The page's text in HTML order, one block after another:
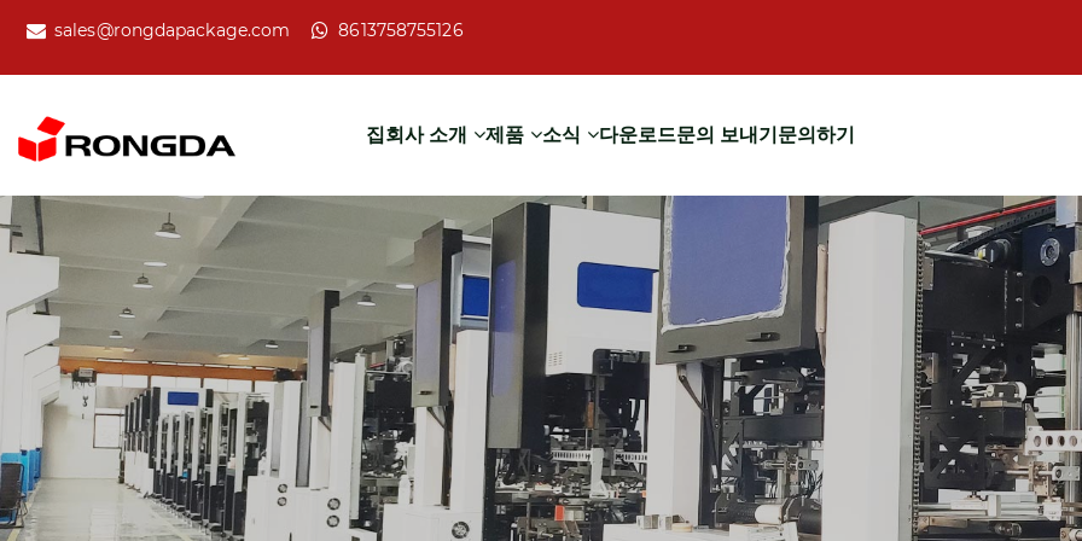
sales@rongdapackage.com 8613758755126
집회사 소개 제품 소식 다운로드문의 보내기문의하기